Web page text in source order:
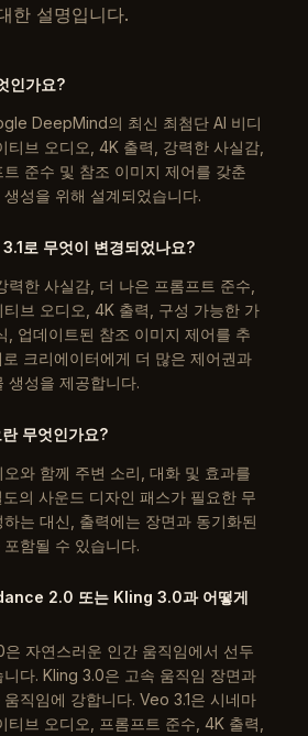
한 설명입니다.
인가요?
DeepMind의 최신 최첨단 AI 비디
티브 오디오, 4K 출력, 강력한 사실감,
준수 및 참조 이미지 제어를 갖춘
성을 위해 설계되었습니다.
로 무엇이 변경되었나요?
력한 사실감, 더 나은 프롬프트 준수,
티브 오디오, 4K 출력, 구성 가능한 가
, 업데이트된 참조 이미지 제어를 추
크리에이터에게 더 많은 제어권과
생성을 제공합니다.
무엇인가요?
오와 함께 주변 소리, 대화 및 효과를
의 사운드 디자인 패스가 필요한 무
는 대신, 출력에는 장면과 동기화된
함될 수 있습니다.
2.0 또는 Kling 3.0과 어떻게
자연스러운 인간 움직임에서 선두
니다. Kling 3.0은 고속 움직임 장면과
직임에 강합니다. Veo 3.1은 시네마
티브 오디오, 프롬프트 준수, 4K 출력,